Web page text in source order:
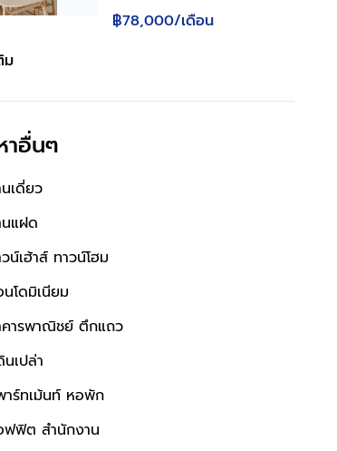
฿78,000/เดือน
ม
อื่นๆ
เดี่ยว
นแฝด
น์เฮ้าส์ ทาวน์โฮม
โดมิเนียม
คารพาณิชย์ ตึกแถว
เปล่า
ร์ทเม้นท์ หอพัก
ฟฟิต สำนักงาน